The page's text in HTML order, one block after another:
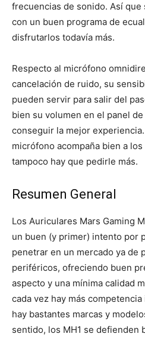
frecuencias de sonido. Así que
con un buen programa de
disfrutarlos todavía más.
Respecto al micrófono
cancelación de ruido, su
pueden servir para salir del
bien su volumen en el panel
conseguir la mejor
micrófono acompaña bien a
tampoco hay que pedirle más.
Resumen General
Los Auriculares Mars Gaming
un buen (y primer) intento por
penetrar en un mercado ya de
periféricos, ofreciendo buen
aspecto y una mínima calidad
cada vez hay más
hay bastantes marcas y
sentido, los MH1 se defienden